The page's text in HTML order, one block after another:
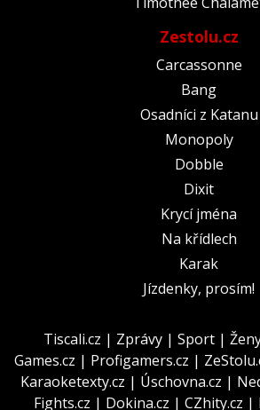
Zestolu.cz
Carcassonne
Bang
Osadníci z Katanu
Monopoly
Dobble
Dixit
Krycí jména
Na křídlech
Karak
Jízdenky, prosím!
Tiscali.cz | Zprávy | Sport |
Games.cz | Profigamers.cz |
Karaoketexty.cz | Úschovna.cz |
Fights.cz | Dokina.cz | CZhity.cz |